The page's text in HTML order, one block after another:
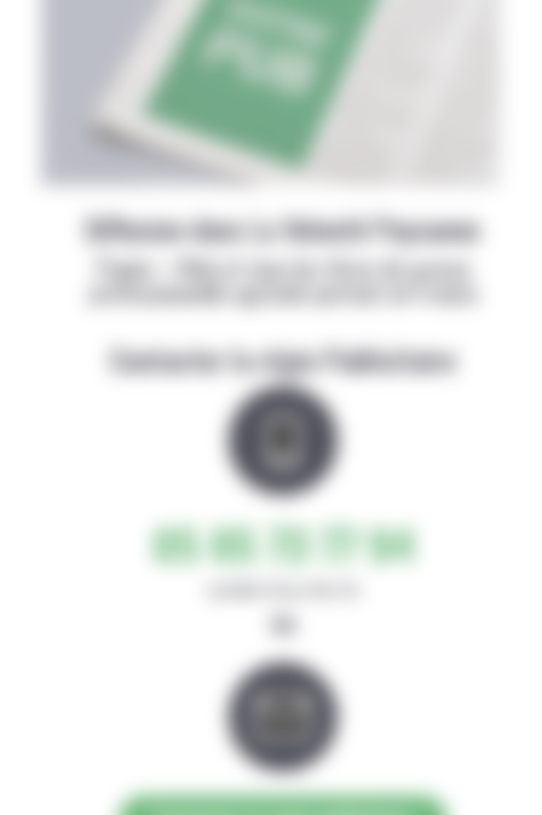
Diffusion dans La Volonté Paysanne
Papier + Web et tous les titres de presse
Contacter la régie Publicitaire
05 65 73 77 94
ou